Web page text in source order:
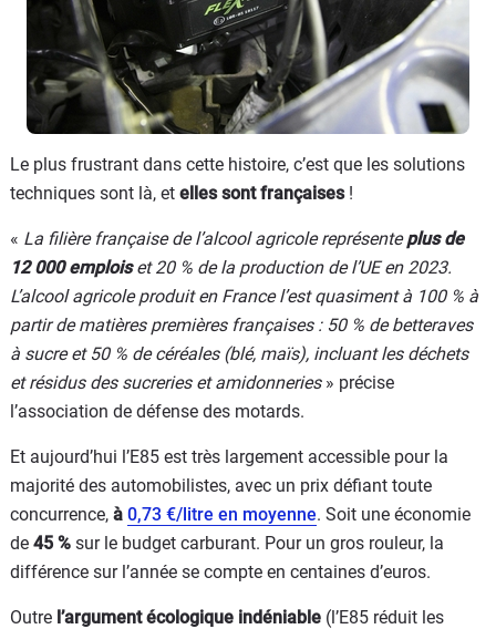
Le plus frustrant dans cette histoire, c’est que les solutions
techniques sont là, et elles sont françaises!
« La filière française de l’alcool agricole représenteplus de
12 000 emploiset 20 % de la production de l’UE en 2023.
L’alcool agricole produit en France l’est quasiment à 100 % à
partir de matières premières françaises : 50 % de betteraves
à sucre et 50 % de céréales (blé, maïs), incluant les déchets
et résidus des sucreries et amidonneries» précise
l’association de défense des motards.
Et aujourd’hui l’E85 est très largement accessible pour la
majorité des automobilistes, avec un prix défiant toute
concurrence, à 0,73 €/litre en moyenne. Soit une économie
de 45 % sur le budget carburant. Pour un gros rouleur, la
différence sur l’année se compte en centaines d’euros.
Outre l’argument écologique indéniable (l’E85 réduit les